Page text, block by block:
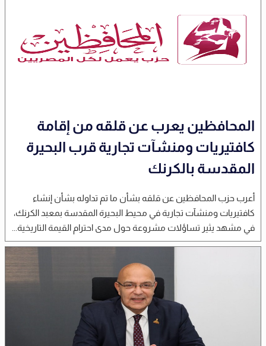
المحافظين يعرب عن قلقه من إقامة
كافتيريات ومنشآت تجارية قرب البحيرة
المقدسة بالكرنك
أعرب حزب المحافظين عن قلقه بشأن ما تم تداوله بشأن إنشاء
كافتيريات ومنشآت تجارية في محيط البحيرة المقدسة بمعبد الكرنك،
في مشهد يثير تساؤلات مشروعة حول مدى احترام القيمة التاريخية...